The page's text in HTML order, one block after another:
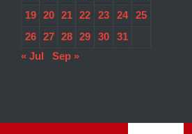
19
20 21 22 23 24
25
26
27 28 29 30
31
« Jul
Sep »